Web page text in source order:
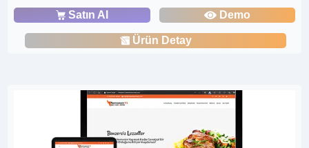
Satın Al Demo
Ürün Detay